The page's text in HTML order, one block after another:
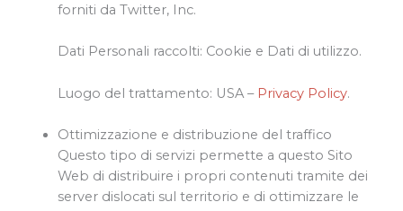
forniti da Twitter, Inc.
Dati Personali raccolti: Cookie e Dati di utilizzo.
Luogo del trattamento: USA – Privacy Policy.
Ottimizzazione e distribuzione del traffico
Questo tipo di servizi permette a questo Sito
Web di distribuire i propri contenuti tramite dei
server dislocati sul territorio e di ottimizzare le